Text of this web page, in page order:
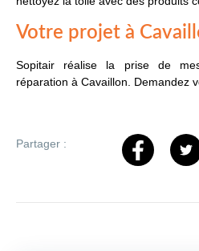
Votre projet à
Sopitair réalise la prise de
réparation à Cavaillon. Demandez
Partager :